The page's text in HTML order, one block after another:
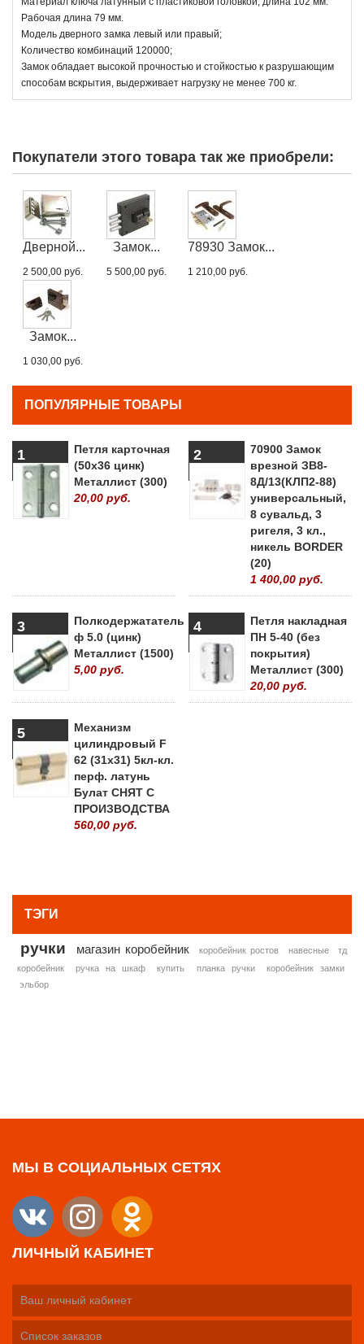
Рабочая длина 79 мм.
Модель дверного замка левый или правый;
Количество комбинаций 120000;
Замок обладает высокой прочностью и стойкостью к разрушающим
способам вскрытия, выдерживает нагрузку не менее 700 кг.
Покупатели этого товара так же приобрели:
Дверной...
2 500,00 руб.
Замок...
5 500,00 руб.
78930 Замок...
1 210,00 руб.
Замок...
1 030,00 руб.
ПОПУЛЯРНЫЕ ТОВАРЫ
1
Петля карточная
(50х36 цинк)
Металлист (300)
20,00 руб.
2
70900 Замок
врезной ЗВ8-
8Д/13(КЛП2-88)
универсальный,
8 сувальд, 3
ригеля, 3 кл.,
никель BORDER
(20)
1 400,00 руб.
3
Полкодержататель
ф 5.0 (цинк)
Металлист (1500)
5,00 руб.
4
Петля накладная
ПН 5-40 (без
покрытия)
Металлист (300)
20,00 руб.
5
Механизм
цилиндровый F
62 (31х31) 5кл-кл.
перф. латунь
Булат СНЯТ С
ПРОИЗВОДСТВА
560,00 руб.
ТЭГИ
ручки магазин коробейник коробейник ростов навесные
тд
коробейник
ручка на шкаф купить планка ручки
коробейник замки
эльбор
МЫ В СОЦИАЛЬНЫХ СЕТЯХ
ЛИЧНЫЙ КАБИНЕТ
Ваш личный кабинет
Список заказов